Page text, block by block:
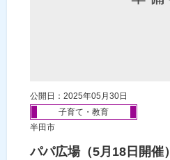
公開日：2025年05月30日
子育て・教育
半田市
パパ広場（5月18日開催）